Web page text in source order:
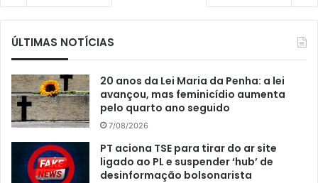
ÚLTIMAS NOTÍCIAS
20 anos da Lei Maria da Penha: a lei
avançou, mas feminicídio aumenta
pelo quarto ano seguido
7/08/2026
PT aciona TSE para tirar do ar site
ligado ao PL e suspender ‘hub’ de
desinformação bolsonarista